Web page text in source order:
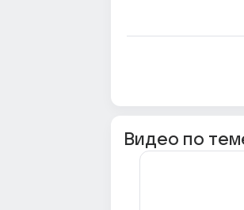
Видео по